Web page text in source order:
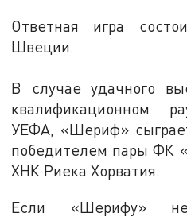
Ответная игра
Швеции.
В случае удачного
квалификационном
УЕФА, «Шериф»
победителем пары ФК
ХНК Риека Хорватия.
Если «Шерифу»